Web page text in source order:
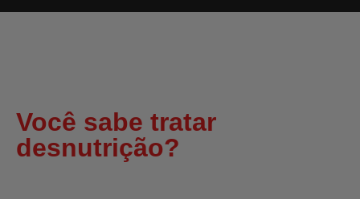
Você sabe tratar
desnutrição?